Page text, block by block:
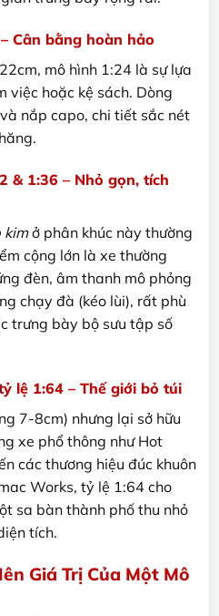
Cân bằng hoàn hảo
mô hình 1:24 là sự lựa
việc hoặc kệ sách. Dòng
nắp capo, chi tiết sắc nét
& 1:36 – Nhỏ gọn, tích
kimở phân khúc này thường
cộng lớn là xe thường
đèn, âm thanh mô phỏng
chạy đà (kéo lùi), rất phù
trưng bày bộ sưu tập số
lệ 1:64 – Thế giới bỏ túi
7-8cm) nhưng lại sở hữu
xe phổ thông như Hot
các thương hiệu đúc khuôn
Works, tỷ lệ 1:64 cho
sa bàn thành phố thu nhỏ
tích.
Giá Trị Của Một Mô